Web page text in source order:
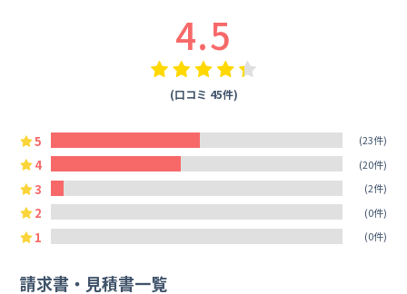
4.5
(口コミ 45件)
5 (23件)
4 (20件)
3 (2件)
2 (0件)
1 (0件)
請求書・見積書一覧